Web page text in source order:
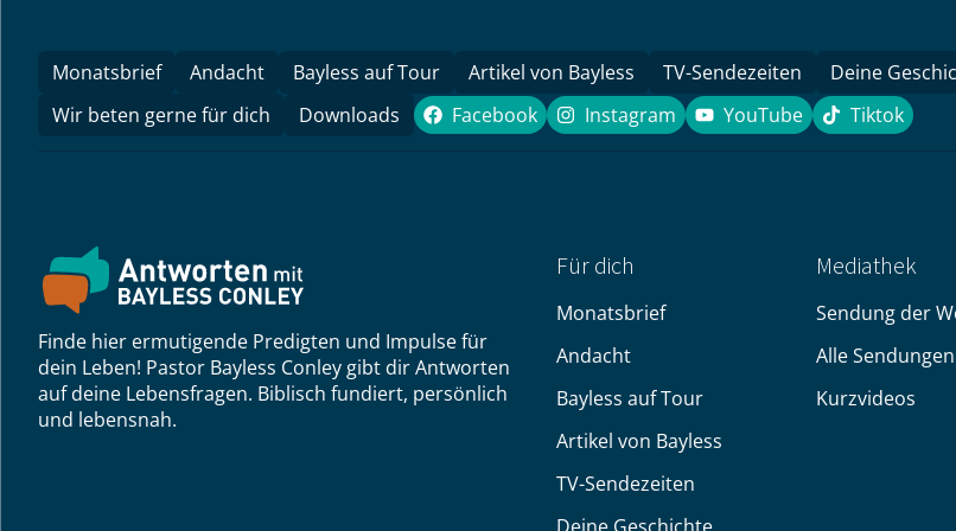
Monatsbrief Andacht Bayless auf Tour Artikel von Bayless TV-Sendezeiten Deine
Wir beten gerne für dich
Downloads Facebook
Facebook Instagram
Instagram YouTube
YouTube Tiktok
Tiktok
Finde hier ermutigende Predigten und Impulse für
dein Leben! Pastor Bayless Conley gibt dir Antworten
auf deine Lebensfragen. Biblisch fundiert, persönlich
und lebensnah.
Für dich
Monatsbrief
Andacht
Bayless auf Tour
Artikel von Bayless
TV-Sendezeiten
Mediathek
Sendung der
Alle Sendungen
Kurzvideos